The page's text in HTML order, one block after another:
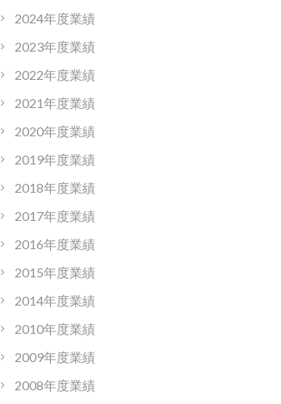
2024年度業績
2023年度業績
2022年度業績
2021年度業績
2020年度業績
2019年度業績
2018年度業績
2017年度業績
2016年度業績
2015年度業績
2014年度業績
2010年度業績
2009年度業績
2008年度業績